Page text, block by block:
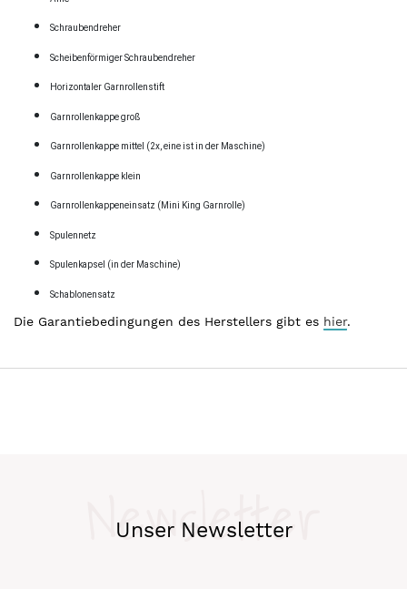
Schraubendreher
Scheibenförmiger Schraubendreher
Horizontaler Garnrollenstift
Garnrollenkappe groß
Garnrollenkappe mittel (2x, eine ist in der Maschine)
Garnrollenkappe klein
Garnrollenkappeneinsatz (Mini King Garnrolle)
Spulennetz
Spulenkapsel (in der Maschine)
Schablonensatz
Die Garantiebedingungen des Herstellers gibt es hier.
Unser Newsletter
Newsletter